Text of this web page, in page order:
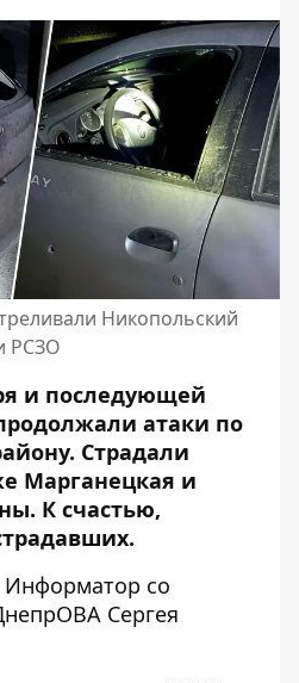
Никопольский
РСЗО
и последующей
атаки по
Страдали
Марганецкая и
К счастью,
со
Сергея